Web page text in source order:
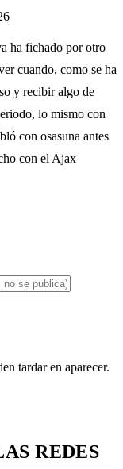
ha fichado por otro
cuando, como se ha
y recibir algo de
lo mismo con
con osasuna antes
con el Ajax
tardar en aparecer.
REDES